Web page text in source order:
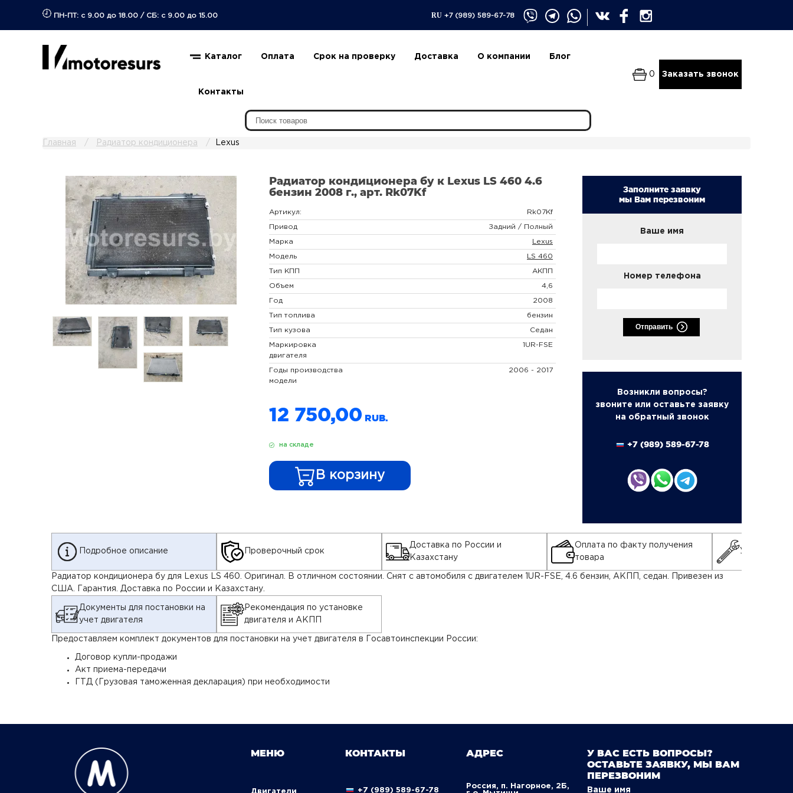
ПН-ПТ: с 9.00 до 18.00 / СБ: с 9.00 до 15.00 RU +7 (989) 589-67-78
Каталог Оплата Срок на проверку Доставка О компании Блог
Контакты
0 Заказать звонок
Главная Радиатор кондиционера Lexus
Радиатор кондиционера бу к Lexus LS 460 4.6
бензин 2008 г., арт. Rk07Kf
Артикул: Rk07Kf
Привод Задний / Полный
Марка Lexus
Модель LS 460
Тип КПП АКПП
Объем 4,6
Год 2008
Тип топлива бензин
Тип кузова Седан
Маркировка
двигателя
1UR-FSE
Годы производства
модели
2006 - 2017
12 750,00
на складе
В корзину
Заполните заявку
мы Вам перезвоним
Ваше имя
Номер телефона
Отправить
Возникли вопросы?
звоните или оставьте заявку
на обратный звонок
+7 (989) 589-67-78
Подробное описание Проверочный срок
Доставка по России и
Казахстану
Оплата по факту получения
товара
Установка
Радиатор кондиционера бу для Lexus LS 460. Оригинал. В отличном состоянии. Снят с автомобиля с двигателем 1UR-FSE, 4.6 бензин, АКПП, седан. Привезен из
США. Гарантия. Доставка по России и Казахстану.
Документы для постановки на
учет двигателя
Рекомендация по установке
двигателя и АКПП
Предоставляем комплект документов для постановки на учет двигателя в Госавтоинспекции России:
Договор купли-продажи
Акт приема-передачи
ГТД (Грузовая таможенная декларация) при необходимости
МЕНЮ
Двигатели
КОНТАКТЫ
+7 (989) 589-67-78
АДРЕС
Россия, п. Нагорное, 2Б,
У ВАС ЕСТЬ ВОПРОСЫ?
ОСТАВЬТЕ ЗАЯВКУ, МЫ ВАМ
ПЕРЕЗВОНИМ
Ваше имя